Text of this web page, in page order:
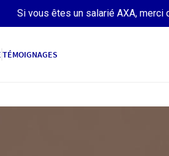
Si vous êtes un salarié AXA, merci
TÉMOIGNAGES